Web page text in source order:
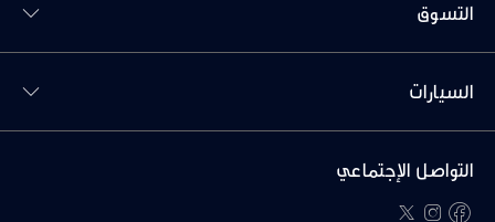
التسوق
السيارات
التواصل الإجتماعي
facebook
instagram